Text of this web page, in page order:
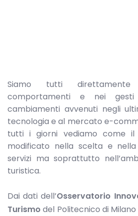
Siamo tutti direttamente
comportamenti e nei
cambiamenti avvenuti negli
tecnologia e al mercato e-
tutti i giorni vediamo come
modificato nella scelta e
servizi ma soprattutto
turistica.
Dai dati dell’Osservatorio
Turismo del Politecnico di